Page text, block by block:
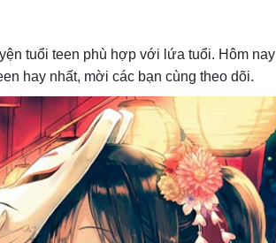
tuổi teen phù hợp với lứa tuổi. Hôm nay
hay nhất, mời các bạn cùng theo dõi.